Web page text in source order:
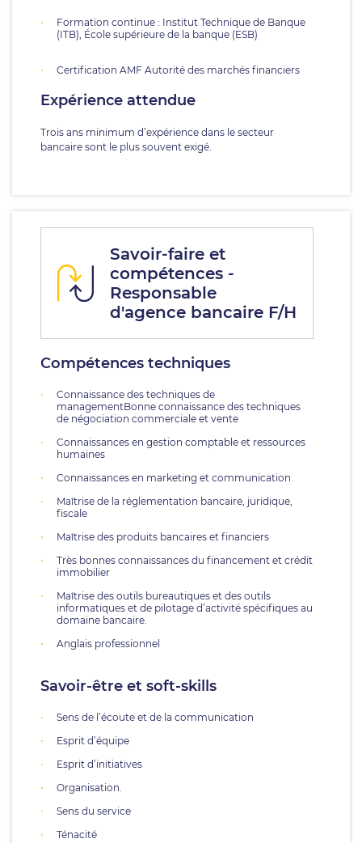
Formation continue : Institut Technique de Banque
(ITB), École supérieure de la banque (ESB)
Certification AMF Autorité des marchés financiers
Expérience attendue
Trois ans minimum d’expérience dans le secteur
bancaire sont le plus souvent exigé.
Savoir-faire et
compétences -
Responsable
d'agence bancaire F/H
Compétences techniques
Connaissance des techniques de
managementBonne connaissance des techniques
de négociation commerciale et vente
Connaissances en gestion comptable et ressources
humaines
Connaissances en marketing et communication
Maîtrise de la réglementation bancaire, juridique,
fiscale
Maîtrise des produits bancaires et financiers
Très bonnes connaissances du financement et crédit
immobilier
Maîtrise des outils bureautiques et des outils
informatiques et de pilotage d’activité spécifiques au
domaine bancaire.
Anglais professionnel
Savoir-être et soft-skills
Sens de l’écoute et de la communication
Esprit d’équipe
Esprit d’initiatives
Organisation.
Sens du service
Ténacité